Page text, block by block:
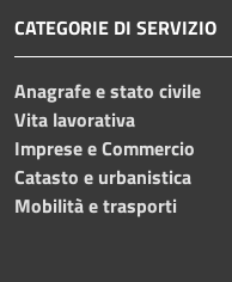
CATEGORIE DI SERVIZIO
Anagrafe e stato civile
Vita lavorativa
Imprese e Commercio
Catasto e urbanistica
Mobilità e trasporti